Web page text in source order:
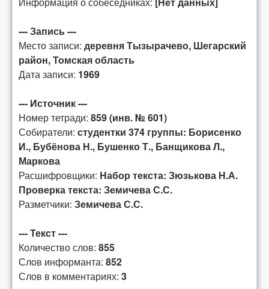
--- Запись ---
Место записи: деревня Тызырачево, Шегарский
район, Томская область
Дата записи: 1969
--- Источник ---
Номер тетради: 859 (инв. № 601)
Собиратели: студентки 374 группы: Борисенко
И., Бубёнова Н., Бушенко Т., Банщикова Л.,
Маркова
Расшифровщики: Набор текста: Зюзькова Н.А.
Проверка текста: Земичева С.С.
Разметчики: Земичева С.С.
--- Текст ---
Количество слов: 855
Слов информанта: 852
Слов в комментариях: 3